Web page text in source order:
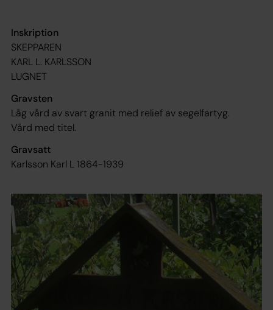
Inskription
SKEPPAREN
KARL L. KARLSSON
LUGNET
Gravsten
Låg vård av svart granit med relief av segelfartyg.
Vård med titel.
Gravsatt
Karlsson Karl L 1864-1939